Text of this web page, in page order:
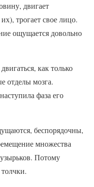
двигает
трогает свое лицо.
ощущается довольно
как только
отделы мозга.
фаза его
беспорядочны,
множества
Потому